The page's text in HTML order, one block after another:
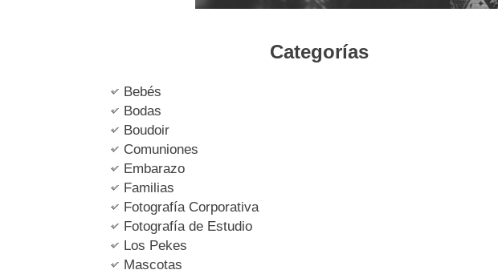
Categorías
Bebés
Bodas
Boudoir
Comuniones
Embarazo
Familias
Fotografía Corporativa
Fotografía de Estudio
Los Pekes
Mascotas